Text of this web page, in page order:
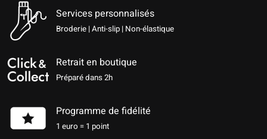
Services personnalisés
Broderie | Anti-slip | Non-élastique
Retrait en boutique
Préparé dans 2h
Programme de fidélité
1 euro = 1 point